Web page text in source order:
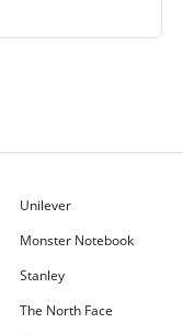
Unilever
Monster Notebook
Stanley
The North Face